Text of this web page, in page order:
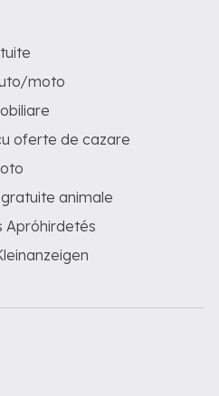
moto
oferte de cazare
animale
Apróhirdetés